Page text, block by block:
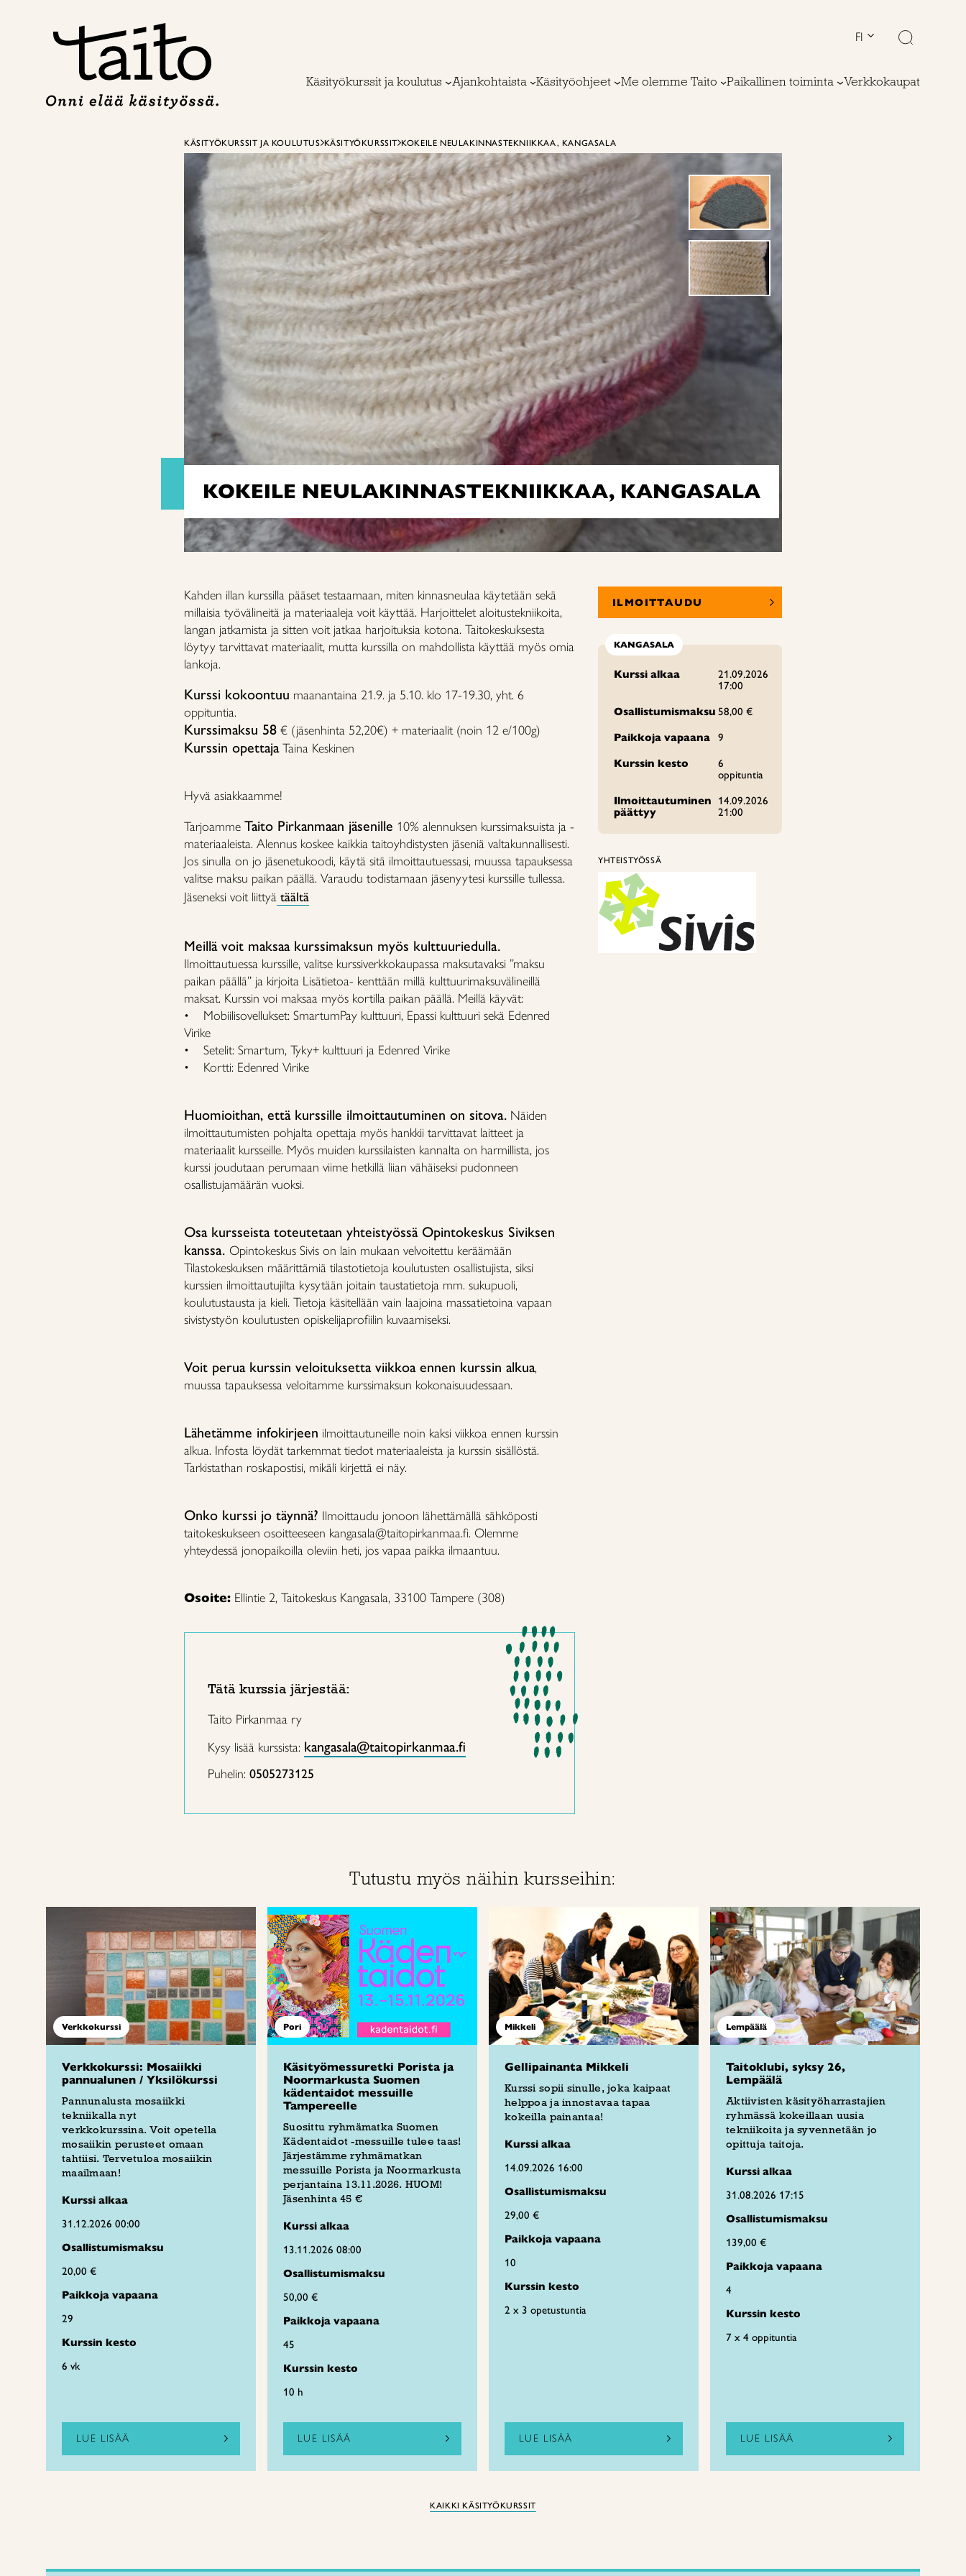
FI
Käsityökurssit ja koulutus Ajankohtaista Käsityöohjeet Me olemme Taito Paikallinen toiminta Verkkokaupat
KÄSITYÖKURSSIT JA KOULUTUS KÄSITYÖKURSSIT KOKEILE NEULAKINNASTEKNIIKKAA, KANGASALA
KOKEILE NEULAKINNASTEKNIIKKAA, KANGASALA
Kahden illan kurssilla pääset testaamaan, miten kinnasneulaa käytetään sekä
millaisia työvälineitä ja materiaaleja voit käyttää. Harjoittelet aloitustekniikoita,
langan jatkamista ja sitten voit jatkaa harjoituksia kotona. Taitokeskuksesta
löytyy tarvittavat materiaalit, mutta kurssilla on mahdollista käyttää myös omia
lankoja.
Kurssi kokoontuu maanantaina 21.9. ja 5.10. klo 17-19.30, yht. 6
oppituntia.
Kurssimaksu 58 € (jäsenhinta 52,20€) + materiaalit (noin 12 e/100g)
Kurssin opettajaTaina Keskinen
Hyvä asiakkaamme!
Tarjoamme Taito Pirkanmaan jäsenille 10% alennuksen kurssimaksuista ja -
materiaaleista. Alennus koskee kaikkia taitoyhdistysten jäseniä valtakunnallisesti.
Jos sinulla on jo jäsenetukoodi, käytä sitä ilmoittautuessasi, muussa tapauksessa
valitse maksu paikan päällä. Varaudu todistamaan jäsenyytesi kurssille tullessa.
Jäseneksi voit liittyä täältä
Meillä voit maksaa kurssimaksun myös kulttuuriedulla.
Ilmoittautuessa kurssille, valitse kurssiverkkokaupassa maksutavaksi ”maksu
paikan päällä” ja kirjoita Lisätietoa- kenttään millä kulttuurimaksuvälineillä
maksat. Kurssin voi maksaa myös kortilla paikan päällä. Meillä käyvät:
• Mobiilisovellukset: SmartumPay kulttuuri, Epassi kulttuuri sekä Edenred
Virike
• Setelit: Smartum, Tyky+ kulttuuri ja Edenred Virike
• Kortti: Edenred Virike
Huomioithan, että kurssille ilmoittautuminen on sitova. Näiden
ilmoittautumisten pohjalta opettaja myös hankkii tarvittavat laitteet ja
materiaalit kursseille. Myös muiden kurssilaisten kannalta on harmillista, jos
kurssi joudutaan perumaan viime hetkillä liian vähäiseksi pudonneen
osallistujamäärän vuoksi.
Osa kursseista toteutetaan yhteistyössä Opintokeskus Siviksen
kanssa. Opintokeskus Sivis on lain mukaan velvoitettu keräämään
Tilastokeskuksen määrittämiä tilastotietoja koulutusten osallistujista, siksi
kurssien ilmoittautujilta kysytään joitain taustatietoja mm. sukupuoli,
koulutustausta ja kieli. Tietoja käsitellään vain laajoina massatietoina vapaan
sivistystyön koulutusten opiskelijaprofiilin kuvaamiseksi.
Voit perua kurssin veloituksetta viikkoa ennen kurssin alkua,
muussa tapauksessa veloitamme kurssimaksun kokonaisuudessaan.
Lähetämme infokirjeen ilmoittautuneille noin kaksi viikkoa ennen kurssin
alkua. Infosta löydät tarkemmat tiedot materiaaleista ja kurssin sisällöstä.
Tarkistathan roskapostisi, mikäli kirjettä ei näy.
Onko kurssi jo täynnä? Ilmoittaudu jonoon lähettämällä sähköposti
taitokeskukseen osoitteeseen kangasala@taitopirkanmaa.fi. Olemme
yhteydessä jonopaikoilla oleviin heti, jos vapaa paikka ilmaantuu.
Osoite: Ellintie 2, Taitokeskus Kangasala, 33100 Tampere (308)
Tätä kurssia järjestää:
Taito Pirkanmaa ry
Kysy lisää kurssista: kangasala@taitopirkanmaa.fi
Puhelin: 0505273125
ILMOITTAUDU
KANGASALA
Kurssi alkaa
21.09.2026
17:00
Osallistumismaksu 58,00 €
Paikkoja vapaana
9
Kurssin kesto
6
oppituntia
Ilmoittautuminen
päättyy
14.09.2026
21:00
YHTEISTYÖSSÄ
Tutustu myös näihin kursseihin:
Verkkokurssi
Verkkokurssi: Mosaiikki
pannualunen / Yksilökurssi
Pannunalusta mosaiikki
tekniikalla nyt
verkkokurssina. Voit opetella
mosaiikin perusteet omaan
tahtiisi. Tervetuloa mosaiikin
maailmaan!
Kurssi alkaa
31.12.2026 00:00
Osallistumismaksu
20,00 €
Paikkoja vapaana
29
Kurssin kesto
6 vk
LUE LISÄÄ
Pori
Käsityömessuretki Porista ja
Noormarkusta Suomen
kädentaidot messuille
Tampereelle
Suosittu ryhmämatka Suomen
Kädentaidot -messuille tulee taas!
Järjestämme ryhmämatkan
messuille Porista ja Noormarkusta
perjantaina 13.11.2026. HUOM!
Jäsenhinta 45 €
Kurssi alkaa
13.11.2026 08:00
Osallistumismaksu
50,00 €
Paikkoja vapaana
45
Kurssin kesto
10 h
LUE LISÄÄ
Mikkeli
Gellipainanta Mikkeli
Kurssi sopii sinulle, joka kaipaat
helppoa ja innostavaa tapaa
kokeilla painantaa!
Kurssi alkaa
14.09.2026 16:00
Osallistumismaksu
29,00 €
Paikkoja vapaana
10
Kurssin kesto
2 x 3 opetustuntia
LUE LISÄÄ
Lempäälä
Taitoklubi, syksy 26,
Lempäälä
Aktiivisten käsityöharrastajien
ryhmässä kokeillaan uusia
tekniikoita ja syvennetään jo
opittuja taitoja.
Kurssi alkaa
31.08.2026 17:15
Osallistumismaksu
139,00 €
Paikkoja vapaana
4
Kurssin kesto
7 x 4 oppituntia
LUE LISÄÄ
KAIKKI KÄSITYÖKURSSIT